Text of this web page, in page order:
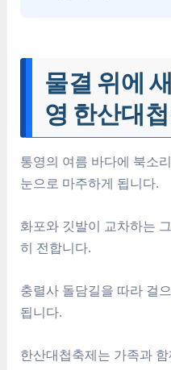
물결 위에
영 한산대
통영의 여름 바다에 북소
눈으로 마주하게 됩니다.
화포와 깃발이 교차하는
히 전합니다.
충렬사 돌담길을 따라 걸
됩니다.
한산대첩축제는 가족과